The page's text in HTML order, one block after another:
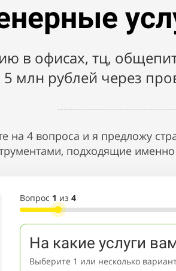
в офисах, тц,
5 млн рублей через
на 4 вопроса и я предложу
подходящие
Вопрос 1 из 4
На какие услуги
Выберите 1 или несколько